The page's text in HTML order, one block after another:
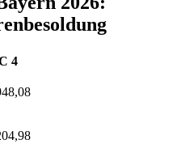
4